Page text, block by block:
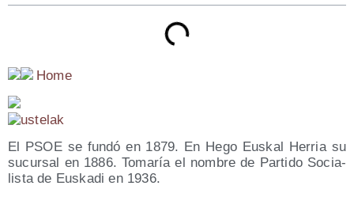
Home
El PSOE se fun­dó en 1879. En Hego Eus­kal Herria su
sucur­sal en 1886. Toma­ría el nom­bre de Par­ti­do Socia­
lis­ta de Eus­ka­di en 1936.